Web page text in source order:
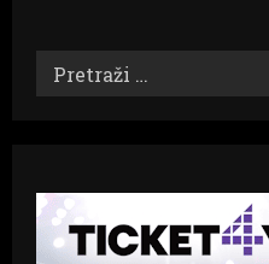
PRELALAZI
GRANICE
KANTONA:
Slučaj
federalnom
u
Pretraži: